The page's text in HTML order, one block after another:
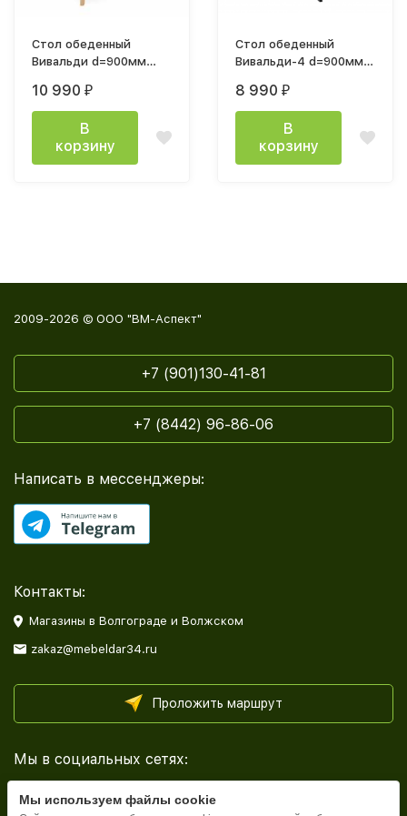
Стол обеденный
Вивальди d=900мм
10 990 ₽
В
корзину
Стол обеденный
Вивальди-4 d=900мм
8 990 ₽
В
корзину
2009-2026 © ООО "ВМ-Аспект"
+7 (901)130-41-81
+7 (8442) 96-86-06
Написать в мессенджеры:
Контакты:
Магазины в Волгограде и Волжском
zakaz@mebeldar34.ru
Проложить маршрут
Мы в социальных сетях:
Мы используем файлы cookie